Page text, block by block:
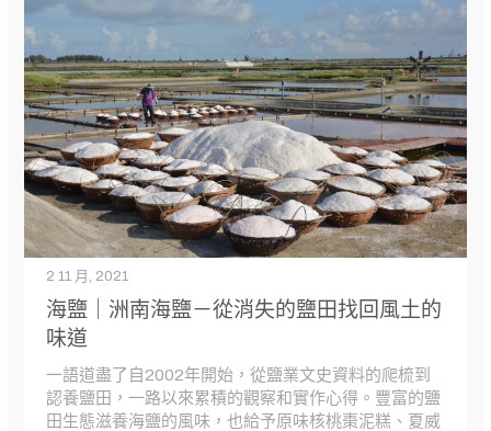
海鹽｜洲南海鹽－從消失的鹽田找回風土的
味道
2 11 月, 2021
一語道盡了自2002年開始，從鹽業文史資料的爬梳到
認養鹽田，一路以來累積的觀察和實作心得。豐富的鹽
田生態滋養海鹽的風味，也給予原味核桃棗泥糕、夏威